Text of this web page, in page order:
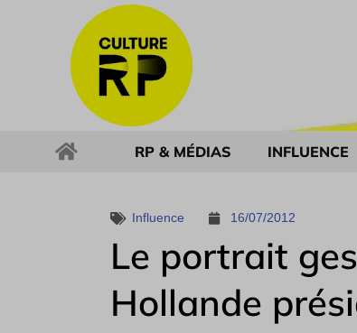
RP & MÉDIAS INFLUENCE
Influence 16/07/2012
Le portrait
Hollande